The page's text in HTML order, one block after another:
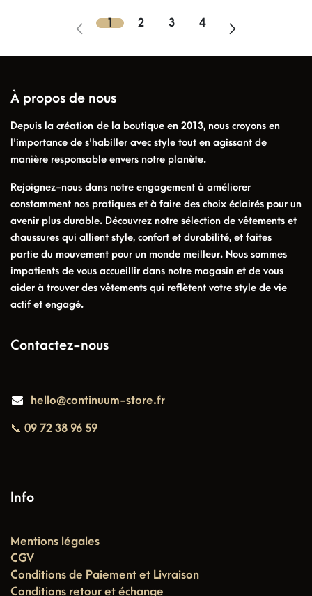
1 2 3 4
À propos de nous
Depuis la création de la boutique en 2013, nous croyons en
l'importance de s'habiller avec style tout en agissant de
manière responsable envers notre planète.
Rejoignez-nous dans notre engagement à améliorer
constamment nos pratiques et à faire des choix éclairés pour un
avenir plus durable. Découvrez notre sélection de vêtements et
chaussures qui allient style, confort et durabilité, et faites
partie du mouvement pour un monde meilleur. Nous sommes
impatients de vous accueillir dans notre magasin et de vous
aider à trouver des vêtements qui reflètent votre style de vie
actif et engagé.
Contactez-nous
hello@continuum-store.fr
📞 09 72 38 96 59
Info
Mentions légales
CGV
Conditions de Paiement et Livraison
Conditions retour et échange